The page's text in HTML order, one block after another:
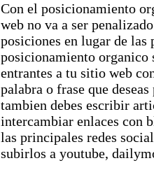
Con el posicionamiento
web no va a ser
posiciones en lugar de las
posicionamiento organico
entrantes a tu sitio web
palabra o frase que
tambien debes escribir
intercambiar enlaces con
las principales redes
subirlos a youtube,